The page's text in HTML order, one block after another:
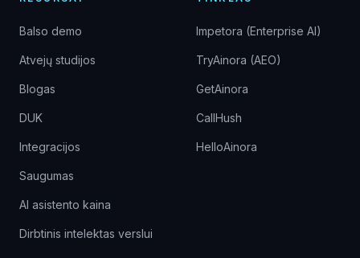
Balso demo
Atvejų studijos
Blogas
DUK
Integracijos
Saugumas
AI asistento kaina
Dirbtinis intelektas verslui
Impetora (Enterprise AI)
TryAinora (AEO)
GetAinora
CallHush
HelloAinora